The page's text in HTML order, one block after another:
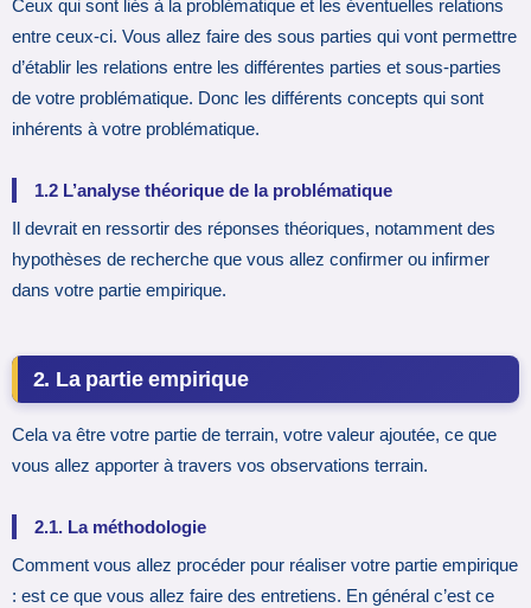
Ceux qui sont liés à la problématique et les éventuelles relations
entre ceux-ci. Vous allez faire des sous parties qui vont permettre
d’établir les relations entre les différentes parties et sous-parties
de votre problématique. Donc les différents concepts qui sont
inhérents à votre problématique.
1.2 L’analyse théorique de la problématique
Il devrait en ressortir des réponses théoriques, notamment des
hypothèses de recherche que vous allez confirmer ou infirmer
dans votre partie empirique.
2. La partie empirique
Cela va être votre partie de terrain, votre valeur ajoutée, ce que
vous allez apporter à travers vos observations terrain.
2.1. La méthodologie
Comment vous allez procéder pour réaliser votre partie empirique
: est ce que vous allez faire des entretiens. En général c’est ce